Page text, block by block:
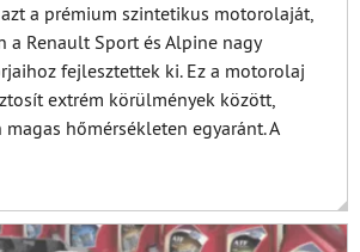
a prémium szintetikus motorolaját,
a Renault Sport és Alpine nagy
fejlesztettek ki. Ez a motorolaj
extrém körülmények között,
hőmérsékleten egyaránt. A